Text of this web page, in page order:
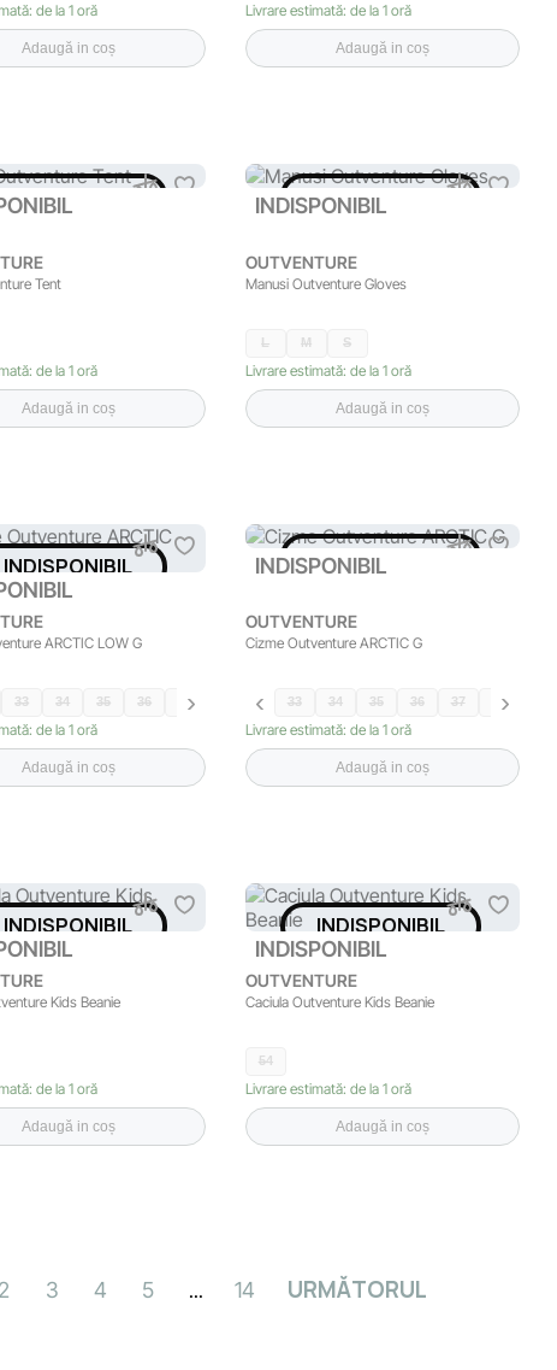
de la 1 oră
Adaugă in coș
Livrare estimată: de la 1 oră
Adaugă in coș
INDISPONIBIL
Tent
de la 1 oră
Adaugă in coș
INDISPONIBIL
INDISPONIBIL
OUTVENTURE
Manusi Outventure Gloves
L M S
Livrare estimată: de la 1 oră
Adaugă in coș
INDISPONIBIL
ARCTIC LOW G
33 34 35 36 37
de la 1 oră
Adaugă in coș
INDISPONIBIL
INDISPONIBIL
OUTVENTURE
Cizme Outventure ARCTIC G
33 34 35 36 37 38
Livrare estimată: de la 1 oră
Adaugă in coș
INDISPONIBIL
Kids Beanie
de la 1 oră
Adaugă in coș
INDISPONIBIL
INDISPONIBIL
OUTVENTURE
Caciula Outventure Kids Beanie
54
Livrare estimată: de la 1 oră
Adaugă in coș
2 3 4 5 ... 14 URMĂTORUL